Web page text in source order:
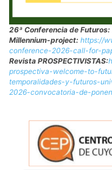
26ª Conferencia de Futuros:
Millennium-project: https://
conference-2026-call-for-
Revista PROSPECTIVISTAS:
prospectiva-welcome-to-
temporalidades-y-futuros-
2026-convocatoria-de-